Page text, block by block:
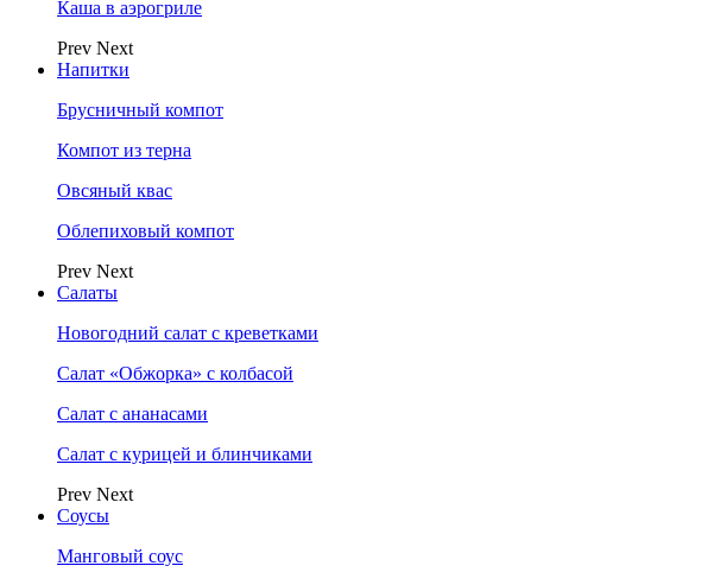
Каша в аэрогриле
Prev Next
Напитки
Брусничный компот
Компот из терна
Овсяный квас
Облепиховый компот
Prev Next
Салаты
Новогодний салат с креветками
Салат «Обжорка» с колбасой
Салат с ананасами
Салат с курицей и блинчиками
Prev Next
Соусы
Манговый соус